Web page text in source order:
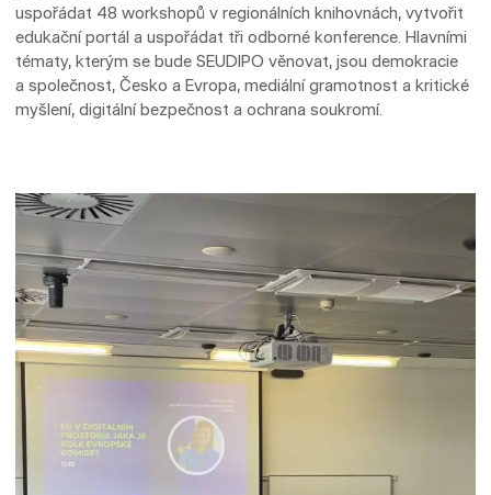
uspořádat 48 workshopů v regionálních knihovnách, vytvořit
edukační portál a uspořádat tři odborné konference. Hlavními
tématy, kterým se bude SEUDIPO věnovat, jsou demokracie
a společnost, Česko a Evropa, mediální gramotnost a kritické
myšlení, digitální bezpečnost a ochrana soukromí.